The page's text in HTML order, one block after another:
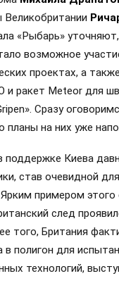
«Рыбарь»
возможное
проектах, а
и ракет Meteor для
Сразу
на них уже
поддержке Киева
став очевидной
примером этого
след
того, Британия
в полигон для
технологий,